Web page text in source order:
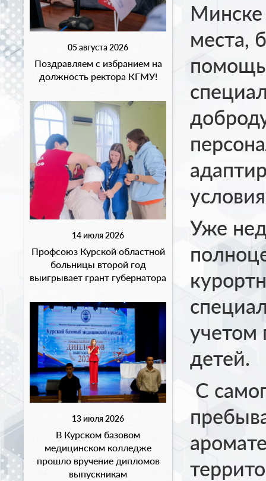
05 августа 2026
Поздравляем с избранием на
должность ректора КГМУ!
14 июля 2026
Профсоюз Курской областной
больницы второй год
выигрывает грант губернатора
13 июля 2026
В Курском базовом
медицинском колледже
прошло вручение дипломов
выпускникам
Минске
места,
помощь
Уже
учетом
детей.
С